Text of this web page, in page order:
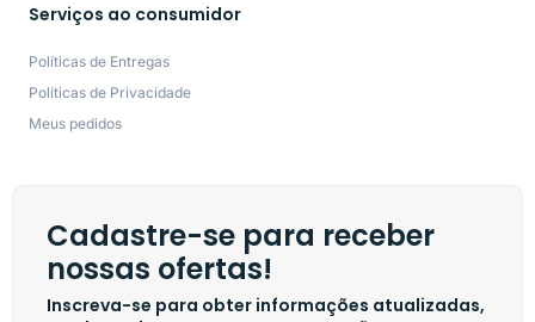
Serviços ao consumidor
Políticas de Entregas
Políticas de Privacidade
Meus pedidos
Cadastre-se para receber
nossas ofertas!
Inscreva-se para obter informações atualizadas,